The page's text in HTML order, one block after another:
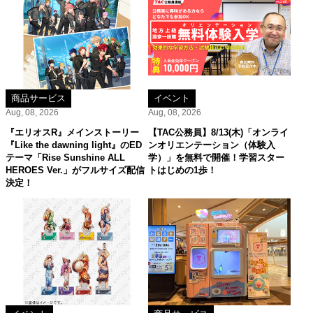
商品サービス
Aug, 08, 2026
『エリオスR』メインストーリー
『Like the dawning light』のED
テーマ「Rise Sunshine ALL
HEROES Ver.」がフルサイズ配信
決定！
イベント
Aug, 08, 2026
【TAC公務員】8/13(木)「オンライ
ンオリエンテーション（体験入
学）」を無料で開催！学習スター
トはじめの1歩！